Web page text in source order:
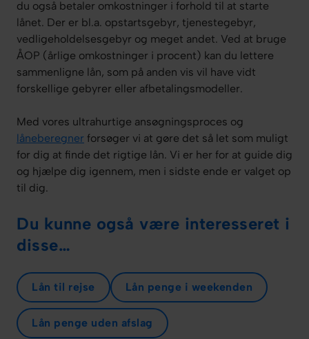
du også betaler omkostninger i forhold til at starte
lånet. Der er bl.a. opstartsgebyr, tjenestegebyr,
vedligeholdelsesgebyr og meget andet. Ved at bruge
ÅOP (årlige omkostninger i procent) kan du lettere
sammenligne lån, som på anden vis vil have vidt
forskellige gebyrer eller afbetalingsmodeller.
Med vores ultrahurtige ansøgningsproces og
låneberegner forsøger vi at gøre det så let som muligt
for dig at finde det rigtige lån. Vi er her for at guide dig
og hjælpe dig igennem, men i sidste ende er valget op
til dig.
Du kunne også være interesseret i
disse…
Lån til rejse Lån penge i weekenden
Lån penge uden afslag